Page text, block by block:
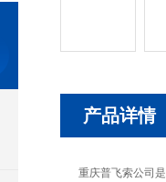
产品详情
重庆普飞索公司